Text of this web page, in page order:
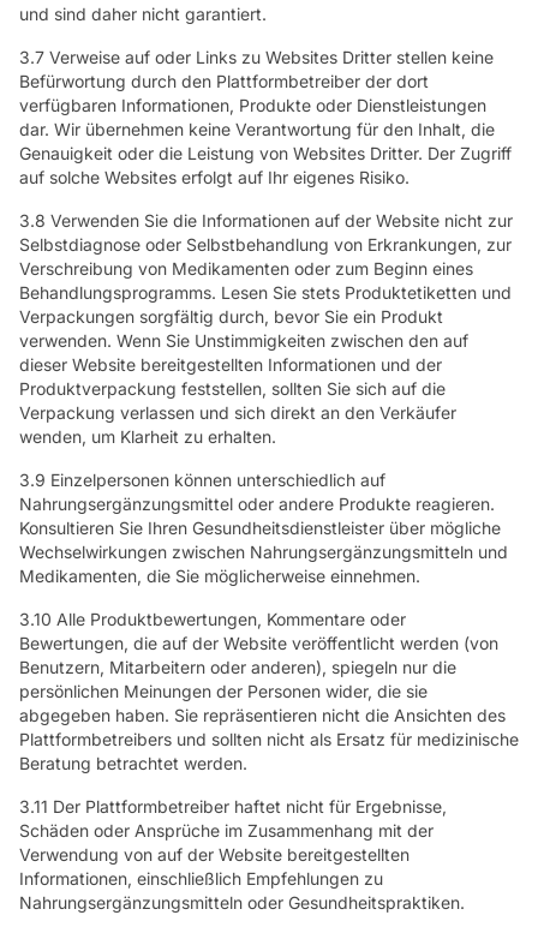
und sind daher nicht garantiert.
3.7 Verweise auf oder Links zu Websites Dritter stellen keine
Befürwortung durch den Plattformbetreiber der dort
verfügbaren Informationen, Produkte oder Dienstleistungen
dar. Wir übernehmen keine Verantwortung für den Inhalt, die
Genauigkeit oder die Leistung von Websites Dritter. Der Zugriff
auf solche Websites erfolgt auf Ihr eigenes Risiko.
3.8 Verwenden Sie die Informationen auf der Website nicht zur
Selbstdiagnose oder Selbstbehandlung von Erkrankungen, zur
Verschreibung von Medikamenten oder zum Beginn eines
Behandlungsprogramms. Lesen Sie stets Produktetiketten und
Verpackungen sorgfältig durch, bevor Sie ein Produkt
verwenden. Wenn Sie Unstimmigkeiten zwischen den auf
dieser Website bereitgestellten Informationen und der
Produktverpackung feststellen, sollten Sie sich auf die
Verpackung verlassen und sich direkt an den Verkäufer
wenden, um Klarheit zu erhalten.
3.9 Einzelpersonen können unterschiedlich auf
Nahrungsergänzungsmittel oder andere Produkte reagieren.
Konsultieren Sie Ihren Gesundheitsdienstleister über mögliche
Wechselwirkungen zwischen Nahrungsergänzungsmitteln und
Medikamenten, die Sie möglicherweise einnehmen.
3.10 Alle Produktbewertungen, Kommentare oder
Bewertungen, die auf der Website veröffentlicht werden (von
Benutzern, Mitarbeitern oder anderen), spiegeln nur die
persönlichen Meinungen der Personen wider, die sie
abgegeben haben. Sie repräsentieren nicht die Ansichten des
Plattformbetreibers und sollten nicht als Ersatz für medizinische
Beratung betrachtet werden.
3.11 Der Plattformbetreiber haftet nicht für Ergebnisse,
Schäden oder Ansprüche im Zusammenhang mit der
Verwendung von auf der Website bereitgestellten
Informationen, einschließlich Empfehlungen zu
Nahrungsergänzungsmitteln oder Gesundheitspraktiken.